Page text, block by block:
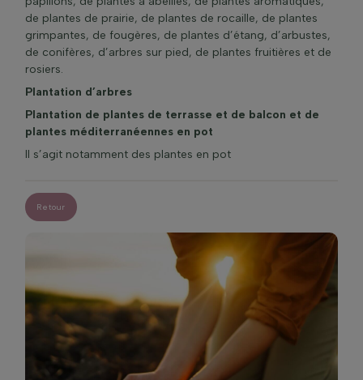
de plantes de prairie, de plantes de rocaille, de plantes
grimpantes, de fougères, de plantes d’étang, d’arbustes,
de conifères, d’arbres sur pied, de plantes fruitières et de
rosiers.
Plantation d’arbres
Plantation de plantes de terrasse et de balcon et de
plantes méditerranéennes en pot
Il s’agit notamment des plantes en pot
Retour